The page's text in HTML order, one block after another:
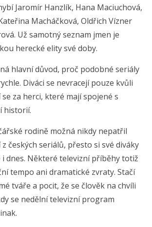
Jaromír Hanzlík, Hana Maciuchová,
Macháčková, Oldřich Vízner
Už samotný seznam jmen je
herecké elity své doby.
hlavní důvod, proč podobné seriály
Diváci se nevracejí pouze kvůli
za herci, které mají spojené s
historií.
rodině možná nikdy nepatřil
českých seriálů, přesto si své diváky
i dnes. Některé televizní příběhy totiž
tempo ani dramatické zvraty. Stačí
tváře a pocit, že se člověk na chvíli
se nedělní televizní program